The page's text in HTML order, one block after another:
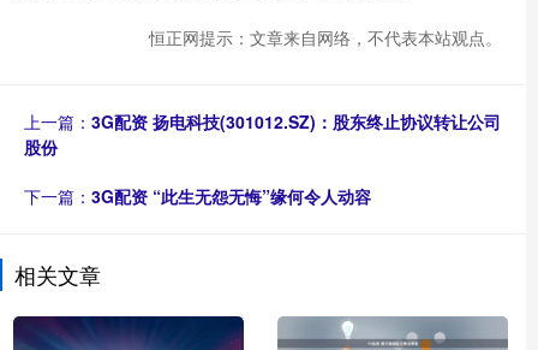
恒正网提示：文章来自网络，不代表本站观点。
上一篇： 3G配资 扬电科技(301012.SZ)：股东终止协议转让公司
股份
下一篇： 3G配资 “此生无怨无悔”缘何令人动容
相关文章